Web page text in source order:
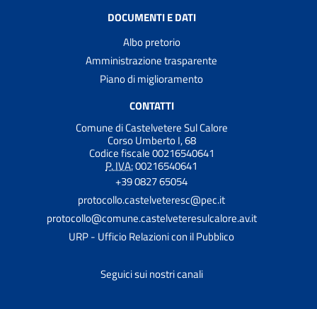
DOCUMENTI E DATI
Albo pretorio
Amministrazione trasparente
Piano di miglioramento
CONTATTI
Comune di Castelvetere Sul Calore
Corso Umberto I, 68
Codice fiscale 00216540641
P. IVA:00216540641
+39 0827 65054
protocollo.castelveteresc@pec.it
protocollo@comune.castelveteresulcalore.av.it
URP - Ufficio Relazioni con il Pubblico
Seguici sui nostri canali